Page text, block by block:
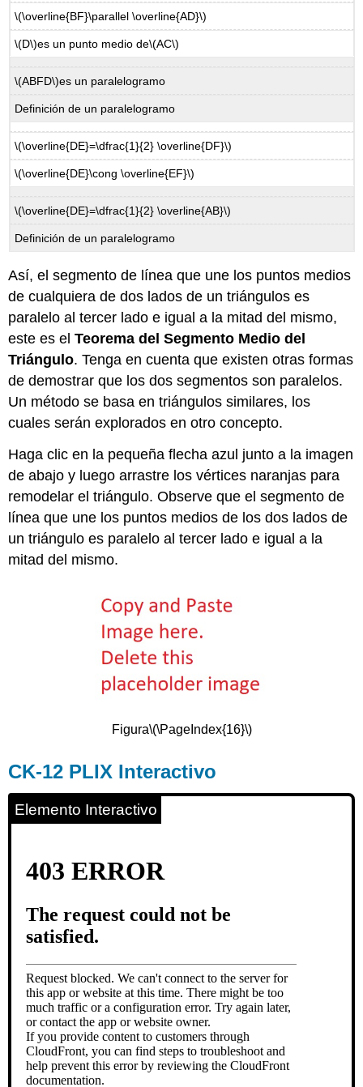
\(\overline{BF}\parallel \overline{AD}\)
\(D\)es un punto medio de\(AC\)
\(ABFD\)es un paralelogramo
Definición de un paralelogramo
\(\overline{DE}=\dfrac{1}{2} \overline{DF}\)
\(\overline{DE}\cong \overline{EF}\)
\(\overline{DE}=\dfrac{1}{2} \overline{AB}\)
Definición de un paralelogramo
Así, el segmento de línea que une los puntos medios
de cualquiera de dos lados de un triángulos es
paralelo al tercer lado e igual a la mitad del mismo,
este es elTeorema del Segmento Medio del
Triángulo. Tenga en cuenta que existen otras formas
de demostrar que los dos segmentos son paralelos.
Un método se basa en triángulos similares, los
cuales serán explorados en otro concepto.
Haga clic en la pequeña flecha azul junto a la imagen
de abajo y luego arrastre los vértices naranjas para
remodelar el triángulo. Observe que el segmento de
línea que une los puntos medios de los dos lados de
un triángulo es paralelo al tercer lado e igual a la
mitad del mismo.
Figura\(\PageIndex{16}\)
CK-12 PLIX Interactivo
Elemento Interactivo